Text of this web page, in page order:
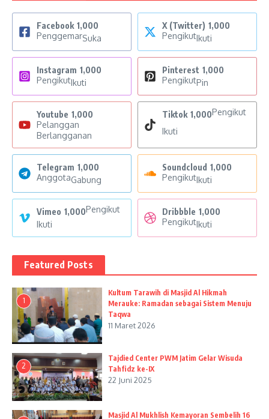
Facebook 1,000
PenggemarSuka
X (Twitter) 1,000
PengikutIkuti
Instagram 1,000
PengikutIkuti
Pinterest 1,000
PengikutPin
Youtube 1,000
Pelanggan
Berlangganan
Tiktok 1,000Pengikut
Ikuti
Telegram 1,000
AnggotaGabung
Soundcloud 1,000
PengikutIkuti
Vimeo 1,000Pengikut
Ikuti
Dribbble 1,000
PengikutIkuti
Featured Posts
1
Kultum Tarawih di Masjid Al Hikmah
Merauke: Ramadan sebagai Sistem Menuju
Taqwa
11 Maret 2026
2
Tajdied Center PWM Jatim Gelar Wisuda
Tahfidz ke-IX
22 Juni 2025
Masjid Al Mukhlish Kemayoran Sembelih 16